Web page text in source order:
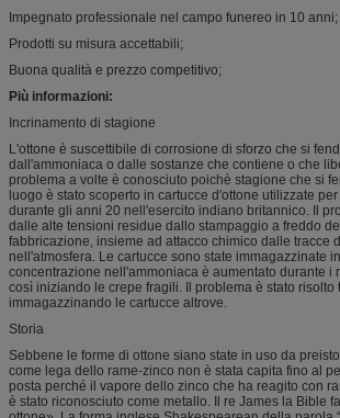
Impegnato professionale nel campo funereo in 10 anni;
Prodotti su misura accettabili;
Buona qualità e prezzo competitivo;
Più informazioni:
Incrinamento di stagione
L'ottone è suscettibile di corrosione di sforzo che si
dall'ammoniaca o dalle sostanze che contiene o che
problema a volte è conosciuto poichè stagione che si
luogo è stato scoperto in cartucce d'ottone utilizzate
durante gli anni 20 nell'esercito indiano britannico. Il
dalle alte tensioni residue dallo stampaggio a freddo
fabbricazione, insieme ad attacco chimico dalle tracce
nell'atmosfera. Le cartucce sono state immagazzinate
concentrazione nell'ammoniaca è aumentato durante i
così iniziando le crepe fragili. Il problema è stato risolto
immagazzinando le cartucce altrove.
Storia
Sebbene le forme di ottone siano state in uso da
come lega dello rame-zinco non è stata capita fino al
posta perché il vapore dello zinco che ha reagito con
è stato riconosciuto come metallo. Il re James la Bible